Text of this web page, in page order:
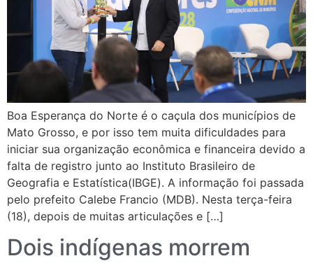
Boa Esperança do Norte é o caçula dos municípios de
Mato Grosso, e por isso tem muita dificuldades para
iniciar sua organização econômica e financeira devido a
falta de registro junto ao Instituto Brasileiro de
Geografia e Estatística(IBGE). A informação foi passada
pelo prefeito Calebe Francio (MDB). Nesta terça-feira
(18), depois de muitas articulações e […]
Dois indígenas morrem